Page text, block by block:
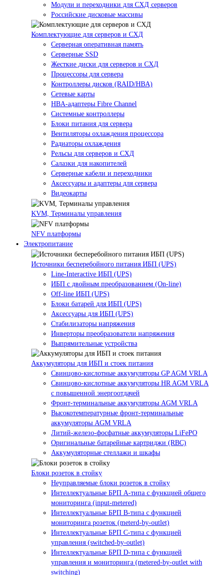
Модули и переходники для СХД серверов
Российские дисковые массивы
Комплектующие для серверов и СХД
Серверная оперативная память
Серверные SSD
Жесткие диски для серверов и СХД
Процессоры для сервера
Контроллеры дисков (RAID/HBA)
Сетевые карты
HBA-адаптеры Fibre Channel
Системные контроллеры
Блоки питания для сервера
Вентиляторы охлаждения процессора
Радиаторы охлаждения
Рельсы для серверов и СХД
Салазки для накопителей
Серверные кабели и переходники
Аксессуары и адаптеры для сервера
Видеокарты
KVM, Терминалы управления
NFV платформы
Электропитание
Источники бесперебойного питания ИБП (UPS)
Line-Interactive ИБП (UPS)
ИБП с двойным преобразованием (On-line)
Off-line ИБП (UPS)
Блоки батарей для ИБП (UPS)
Аксессуары для ИБП (UPS)
Стабилизаторы напряжения
Инверторы преобразователи напряжения
Выпрямительные устройства
Аккумуляторы для ИБП и стоек питания
Свинцово-кислотные аккумуляторы GP AGM VRLA
Свинцово-кислотные аккумуляторы HR AGM VRLA
с повышенной энергоотдачей
Фронт-терминальные аккумуляторы AGM VRLA
Высокотемпературные фронт-терминальные
аккумуляторы AGM VRLA
Литий-железо-фосфатные аккумуляторы LiFePO
Оригинальные батарейные картриджи (RBC)
Аккумуляторные стеллажи и шкафы
Блоки розеток в стойку
Неуправляемые блоки розеток в стойку
Интеллектуальные БРП А-типа с функцией общего
мониторинга (input-metered)
Интеллектуальные БРП B-типа с функцией
мониторинга розеток (meterd-by-outlet)
Интеллектуальные БРП C-типа с функцией
управления (switched-by-outlet)
Интеллектуальные БРП D-типа с функцией
управления и мониторинга (metered-by-outlet with
switching)